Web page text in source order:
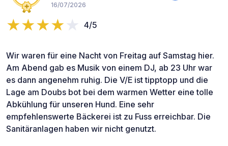
16/07/2026
4/5
Wir waren für eine Nacht von Freitag auf Samstag hier.
Am Abend gab es Musik von einem DJ, ab 23 Uhr war
es dann angenehm ruhig. Die V/E ist tipptopp und die
Lage am Doubs bot bei dem warmen Wetter eine tolle
Abkühlung für unseren Hund. Eine sehr
empfehlenswerte Bäckerei ist zu Fuss erreichbar. Die
Sanitäranlagen haben wir nicht genutzt.